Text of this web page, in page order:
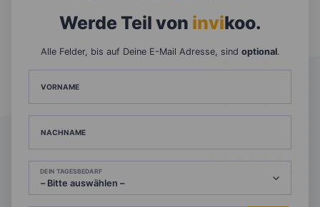
Werde Teil von invikoo.
Alle Felder, bis auf Deine E-Mail Adresse, sind optional.
VORNAME
NACHNAME
DEIN TAGESBEDARF